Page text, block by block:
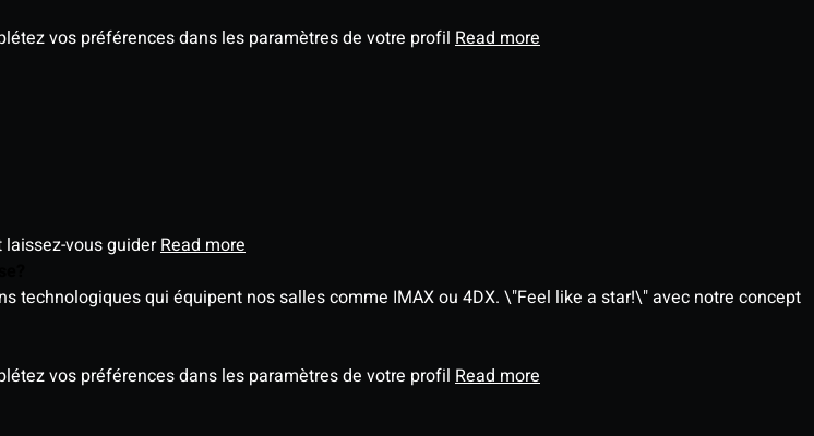
vos préférences dans les paramètres de votre profil Read more
vous guiderRead more
qui équipent nos salles comme IMAX ou 4DX. \"Feel like a star!\" avec notre concept
vos préférences dans les paramètres de votre profil Read more